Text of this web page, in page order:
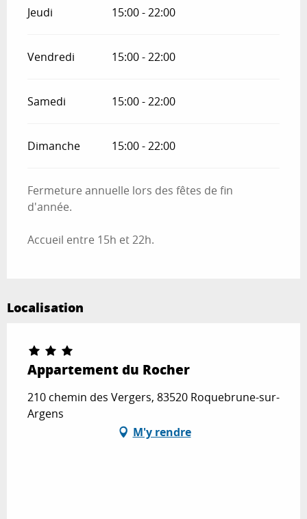
Jeudi 15:00 - 22:00
Vendredi 15:00 - 22:00
Samedi 15:00 - 22:00
Dimanche 15:00 - 22:00
Fermeture annuelle lors des fêtes de fin
d'année.
Accueil entre 15h et 22h.
Localisation
Appartement du Rocher
210 chemin des Vergers, 83520 Roquebrune-sur-
Argens
M'y rendre